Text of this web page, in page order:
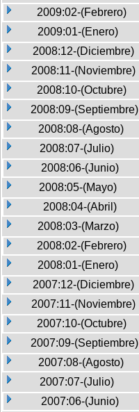
2009:02-(Febrero)
2009:01-(Enero)
2008:12-(Diciembre)
2008:11-(Noviembre)
2008:10-(Octubre)
2008:09-(Septiembre)
2008:08-(Agosto)
2008:07-(Julio)
2008:06-(Junio)
2008:05-(Mayo)
2008:04-(Abril)
2008:03-(Marzo)
2008:02-(Febrero)
2008:01-(Enero)
2007:12-(Diciembre)
2007:11-(Noviembre)
2007:10-(Octubre)
2007:09-(Septiembre)
2007:08-(Agosto)
2007:07-(Julio)
2007:06-(Junio)